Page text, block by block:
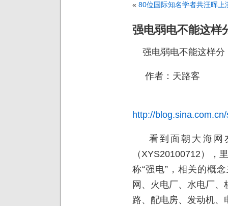
« 80位国际知名学者共汪晖上
强电弱电不能这样
强电弱电不能这样分
作者：天路客
http://
看到面朝大海网
（XYS20100712），
称“强电”，相关的概
网、火电厂、水电厂
路、配电房、发动机